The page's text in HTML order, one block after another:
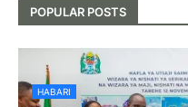
POPULAR POSTS
HABARI